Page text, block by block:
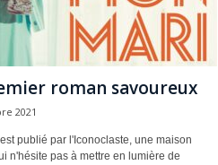
roman savoureux
2021
publié par l'Iconoclaste, une maison
n'hésite pas à mettre en lumière de